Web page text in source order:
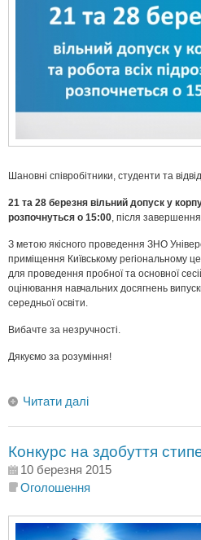
Шановні співробітники, студенти та
21 та 28 березня вільний допуск у
розпочнуться о 15:00, після
З метою якісного проведення ЗНО
приміщення Київському регіональному
для проведення пробної та основної
оцінювання навчальних досягнень
середньої освіти.
Вибачте за незручності.
Дякуємо за розуміння!
Читати далі
Конкурс на здобуття
10 березня 2015
Оголошення